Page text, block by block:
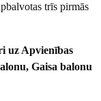
trīs pirmās
uz Apvienības
Gaisa balonu